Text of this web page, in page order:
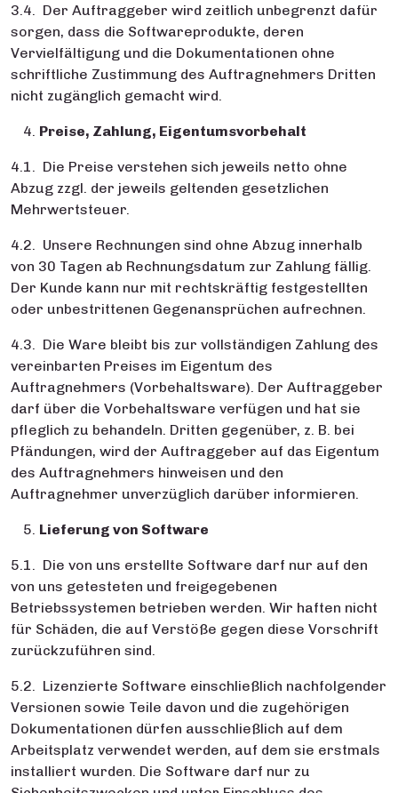
3.4. Der Auftraggeber wird zeitlich unbegrenzt dafür
sorgen, dass die Softwareprodukte, deren
Vervielfältigung und die Dokumentationen ohne
schriftliche Zustimmung des Auftragnehmers Dritten
nicht zugänglich gemacht wird.
Preise, Zahlung, Eigentumsvorbehalt
4.1. Die Preise verstehen sich jeweils netto ohne
Abzug zzgl. der jeweils geltenden gesetzlichen
Mehrwertsteuer.
4.2. Unsere Rechnungen sind ohne Abzug innerhalb
von 30 Tagen ab Rechnungsdatum zur Zahlung fällig.
Der Kunde kann nur mit rechtskräftig festgestellten
oder unbestrittenen Gegenansprüchen aufrechnen.
4.3. Die Ware bleibt bis zur vollständigen Zahlung des
vereinbarten Preises im Eigentum des
Auftragnehmers (Vorbehaltsware). Der Auftraggeber
darf über die Vorbehaltsware verfügen und hat sie
pfleglich zu behandeln. Dritten gegenüber, z. B. bei
Pfändungen, wird der Auftraggeber auf das Eigentum
des Auftragnehmers hinweisen und den
Auftragnehmer unverzüglich darüber informieren.
Lieferung von Software
5.1. Die von uns erstellte Software darf nur auf den
von uns getesteten und freigegebenen
Betriebssystemen betrieben werden. Wir haften nicht
für Schäden, die auf Verstöße gegen diese Vorschrift
zurückzuführen sind.
5.2. Lizenzierte Software einschließlich nachfolgender
Versionen sowie Teile davon und die zugehörigen
Dokumentationen dürfen ausschließlich auf dem
Arbeitsplatz verwendet werden, auf dem sie erstmals
installiert wurden. Die Software darf nur zu